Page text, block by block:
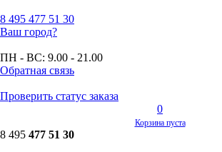
8 495 477 51 30
Ваш город?
ПН - ВС: 9.00 - 21.00
Обратная связь
Проверить статус заказа
0
Корзина пуста
8 495 477 51 30